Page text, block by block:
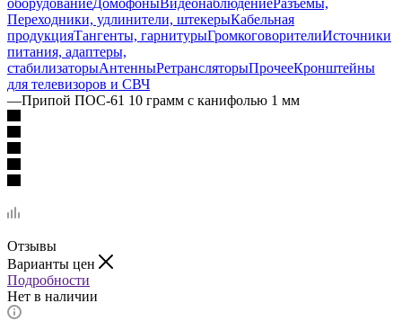
Переходники, удлинители, штекерыКабельная
продукцияТангенты, гарнитурыГромкоговорителиИсточники
питания, адаптеры,
стабилизаторыАнтенныРетрансляторыПрочееКронштейны
для телевизоров и СВЧ
—Припой ПОС-61 10 грамм с канифолью 1 мм
Отзывы
Варианты цен
Подробности
Нет в наличии